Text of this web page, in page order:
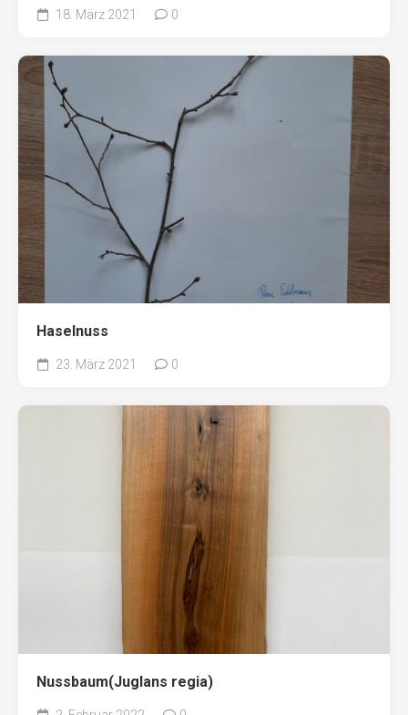
18. März 2021 0
Haselnuss
23. März 2021 0
Nussbaum(Juglans regia)